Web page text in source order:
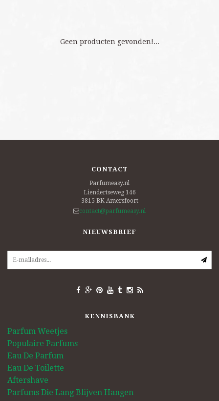
Geen producten gevonden!...
CONTACT
Parfumeasy.nl
Liendertseweg 146
3815 BK Amersfoort
contact@parfumeasy.nl
NIEUWSBRIEF
KENNISBANK
Parfum Weetjes
Populaire Parfums
Eau De Parfum
Eau De Toilette
Aftershave
Parfums Die Lang Blijven Hangen